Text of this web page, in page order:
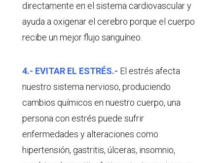
directamente en el sistema cardiovascular y
ayuda a oxigenar el cerebro porque el cuerpo
recibe un mejor flujo sanguíneo.
4.- EVITAR EL ESTRÉS.- El estrés afecta
nuestro sistema nervioso, produciendo
cambios químicos en nuestro cuerpo, una
persona con estrés puede sufrir
enfermedades y alteraciones como
hipertensión, gastritis, úlceras, insomnio,